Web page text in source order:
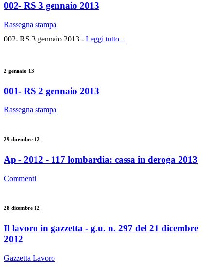
002- RS 3 gennaio 2013
Rassegna stampa
002- RS 3 gennaio 2013 - Leggi tutto...
2 gennaio 13
001- RS 2 gennaio 2013
Rassegna stampa
29 dicembre 12
Ap - 2012 - 117 lombardia: cassa in deroga 2013
Commenti
28 dicembre 12
Il lavoro in gazzetta - g.u. n. 297 del 21 dicembre
2012
Gazzetta Lavoro